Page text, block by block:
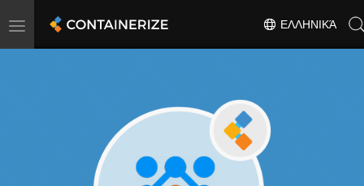
Toggle
ΕΛΛΗΝΙΚΆ